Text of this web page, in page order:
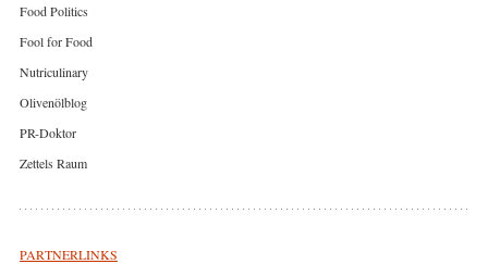
Food Politics
Fool for Food
Nutriculinary
Olivenölblog
PR-Doktor
Zettels Raum
PARTNERLINKS